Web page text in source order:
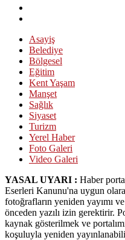
Asayiş
Belediye
Bölgesel
Eğitim
Kent Yaşam
Manşet
Sağlık
Siyaset
Turizm
Yerel Haber
Foto Galeri
Video Galeri
YASAL UYARI : Haber
Eserleri Kanunu'na uygun
fotoğrafların yeniden yayımı
önceden yazılı izin gerektirir.
kaynak gösterilmek ve
koşuluyla yeniden